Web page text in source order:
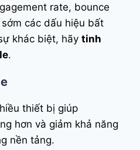
rate, bounce
các dấu hiệu bất
khác biệt, hãy tinh
.
thiết bị giúp
hơn và giảm khả năng
nền tảng.